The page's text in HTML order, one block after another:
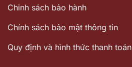
Chinh sách bảo hành
Chính sách bảo mật thông tin
Quy định và hình thức thanh toán